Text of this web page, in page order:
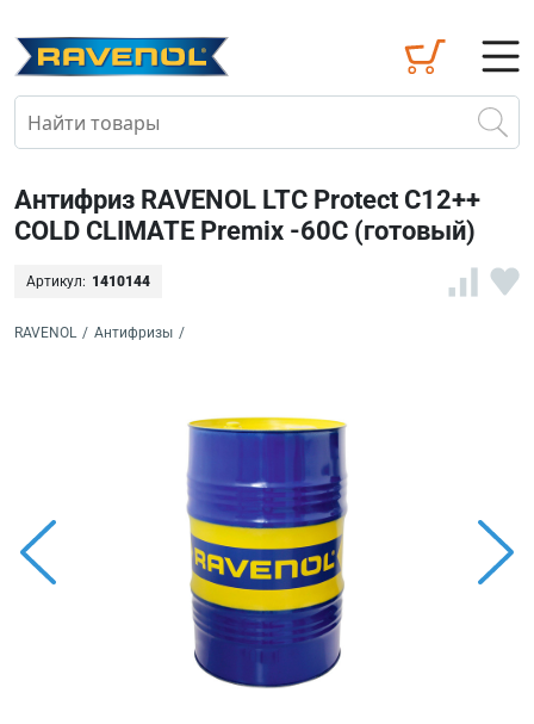
Антифриз RAVENOL LTC Protect C12++
COLD CLIMATE Premix -60C (готовый)
Артикул: 1410144
RAVENOL / Антифризы /